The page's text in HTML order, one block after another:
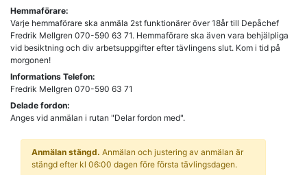
Hemmaförare:
Varje hemmaförare ska anmäla 2st funktionärer över 18år till Depåchef
Fredrik Mellgren 070-590 63 71. Hemmaförare ska även vara behjälpliga
vid besiktning och div arbetsuppgifter efter tävlingens slut. Kom i tid på
morgonen!
Informations Telefon:
Fredrik Mellgren 070-590 63 71
Delade fordon:
Anges vid anmälan i rutan "Delar fordon med".
Anmälan stängd. Anmälan och justering av anmälan är
stängd efter kl 06:00 dagen före första tävlingsdagen.